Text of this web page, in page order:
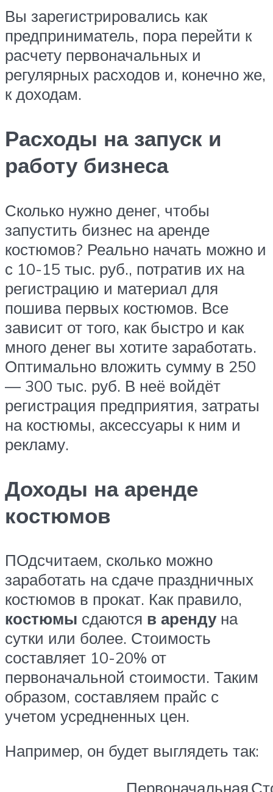
Вы зарегистрировались как
предприниматель, пора перейти к
расчету первоначальных и
регулярных расходов и, конечно же,
к доходам.
Расходы на запуск и
работу бизнеса
Сколько нужно денег, чтобы
запустить бизнес на аренде
костюмов? Реально начать можно и
с 10-15 тыс. руб., потратив их на
регистрацию и материал для
пошива первых костюмов. Все
зависит от того, как быстро и как
много денег вы хотите заработать.
Оптимально вложить сумму в 250
— 300 тыс. руб. В неё войдёт
регистрация предприятия, затраты
на костюмы, аксессуары к ним и
рекламу.
Доходы на аренде
костюмов
ПОдсчитаем, сколько можно
заработать на сдаче праздничных
костюмов в прокат. Как правило,
костюмы сдаются в аренду на
сутки или более. Стоимость
составляет 10-20% от
первоначальной стоимости. Таким
образом, составляем прайс с
учетом усредненных цен.
Например, он будет выглядеть так:
Первоначальная